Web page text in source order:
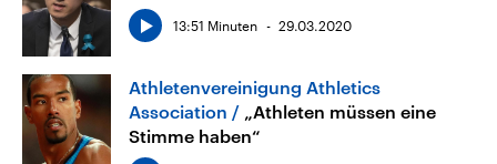
13:51 Minuten 29.03.2020
Athletenvereinigung Athletics
Association
„Athleten müssen eine
Stimme haben“